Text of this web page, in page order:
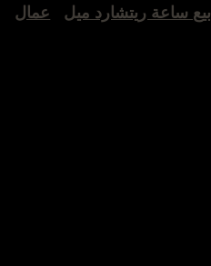
بيع ساعة ريتشارد ميل
عمال